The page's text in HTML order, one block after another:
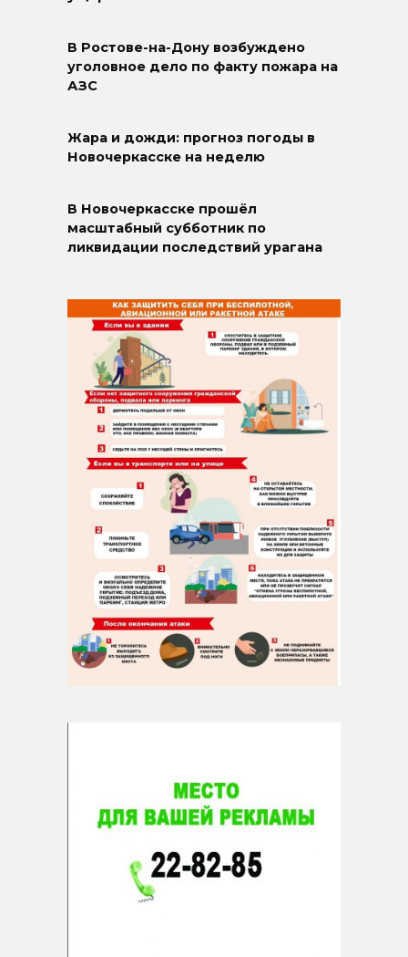
В Ростове-на-Дону возбуждено
уголовное дело по факту пожара на
АЗС
Жара и дожди: прогноз погоды в
Новочеркасске на неделю
В Новочеркасске прошёл
масштабный субботник по
ликвидации последствий урагана